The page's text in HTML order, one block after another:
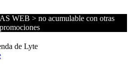
WEB > no acumulable con otras
promociones